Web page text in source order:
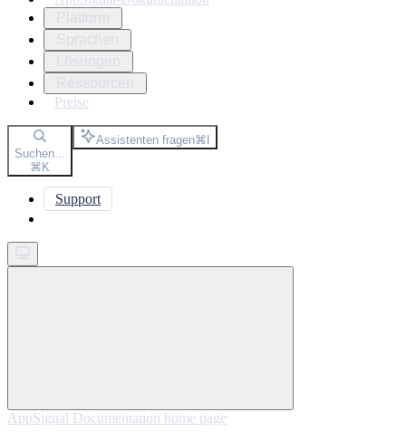
Preise
Suchen...
⌘K
Assistenten fragen⌘I
Support
AppSignal Documentation home page